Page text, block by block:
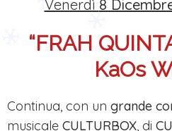
Venerdì 8
“FRAH
KaOs
Continua, con un grande
musicale CULTURBOX, di